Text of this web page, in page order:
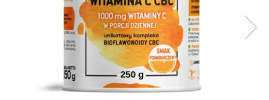
Pierdere Greutate
Sucuri Naturale
Sistem Respirator
Stress & Somn